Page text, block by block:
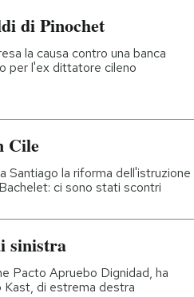
di Pinochet
la causa contro una banca
per l'ex dittatore cileno
Cile
Santiago la riforma dell'istruzione
ci sono stati scontri
sinistra
Pacto Apruebo Dignidad, ha
di estrema destra